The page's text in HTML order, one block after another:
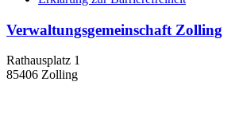
Verwaltungsgemeinschaft Zolling
Rathausplatz 1
85406 Zolling